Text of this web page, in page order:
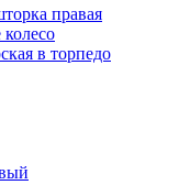
правая
в торпедо